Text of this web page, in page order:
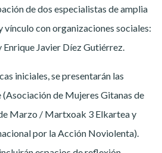
de dos especialistas de amplia
con organizaciones sociales:
Javier Díez Gutiérrez.
iniciales, se presentarán las
de Mujeres Gitanas de
Marzo / Martxoak 3 Elkartea y
por la Acción Noviolenta).